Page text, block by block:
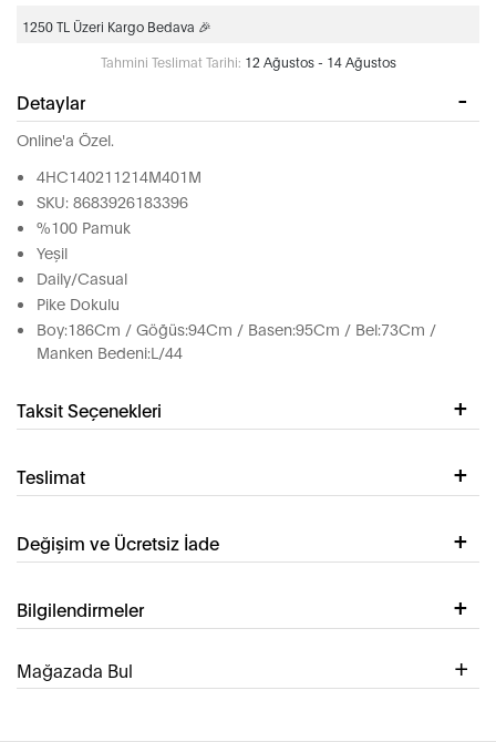
1250 TL Üzeri Kargo Bedava 🎉
Tahmini Teslimat Tarihi: 12 Ağustos - 14 Ağustos
Detaylar
Online'a Özel.
4HC140211214M401M
SKU: 8683926183396
%100 Pamuk
Yeşil
Daily/Casual
Pike Dokulu
Boy:186Cm / Göğüs:94Cm / Basen:95Cm / Bel:73Cm /
Manken Bedeni:L/44
Taksit Seçenekleri
Teslimat
Değişim ve Ücretsiz İade
Bilgilendirmeler
Mağazada Bul